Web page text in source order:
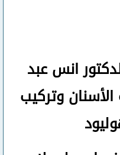
انس عبد
وتركيب